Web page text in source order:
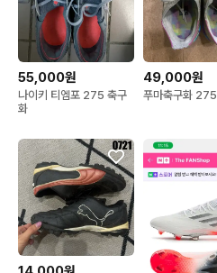
55,000원
나이키 티엠포 275 축구
화
49,000원
푸마축구화 275